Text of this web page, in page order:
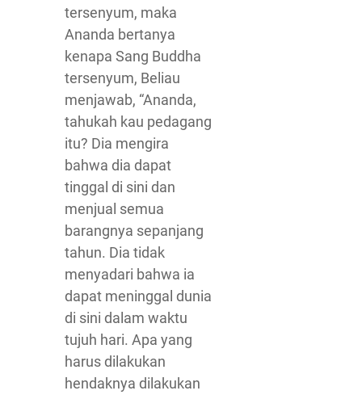
tersenyum, maka
Ananda bertanya
kenapa Sang Buddha
tersenyum, Beliau
menjawab, “Ananda,
tahukah kau pedagang
itu? Dia mengira
bahwa dia dapat
tinggal di sini dan
menjual semua
barangnya sepanjang
tahun. Dia tidak
menyadari bahwa ia
dapat meninggal dunia
di sini dalam waktu
tujuh hari. Apa yang
harus dilakukan
hendaknya dilakukan